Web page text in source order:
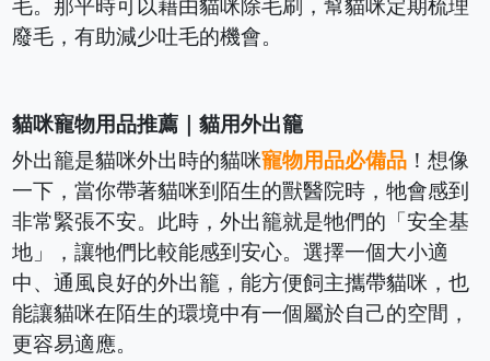
毛。那平時可以藉由貓咪除毛刷，幫貓咪定期梳理
廢毛，有助減少吐毛的機會。
貓咪寵物用品推薦｜貓用外出籠
外出籠是貓咪外出時的貓咪寵物用品必備品 ！想像
一下，當你帶著貓咪到陌生的獸醫院時，牠會感到
非常緊張不安。此時，外出籠就是牠們的「安全基
地」，讓牠們比較能感到安心。選擇一個大小適
中、通風良好的外出籠，能方便飼主攜帶貓咪，也
能讓貓咪在陌生的環境中有一個屬於自己的空間，
更容易適應。